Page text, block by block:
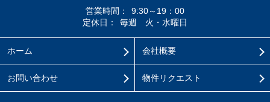
営業時間：
9:30～19：00
定休日：
毎週 火・水曜日
ホーム 会社概要
お問い合わせ 物件リクエスト